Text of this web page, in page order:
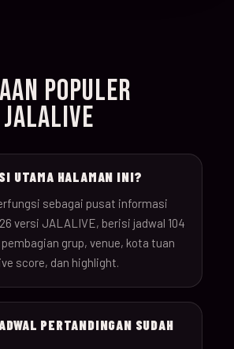
Jun-
12:00
12:00
Switzerland v
Herzegovina
POPULER
UTAMA HALAMAN INI?
sebagai pusat informasi
versi JALALIVE, berisi jadwal 104
grup, venue, kota tuan
score, dan highlight.
PERTANDINGAN SUDAH